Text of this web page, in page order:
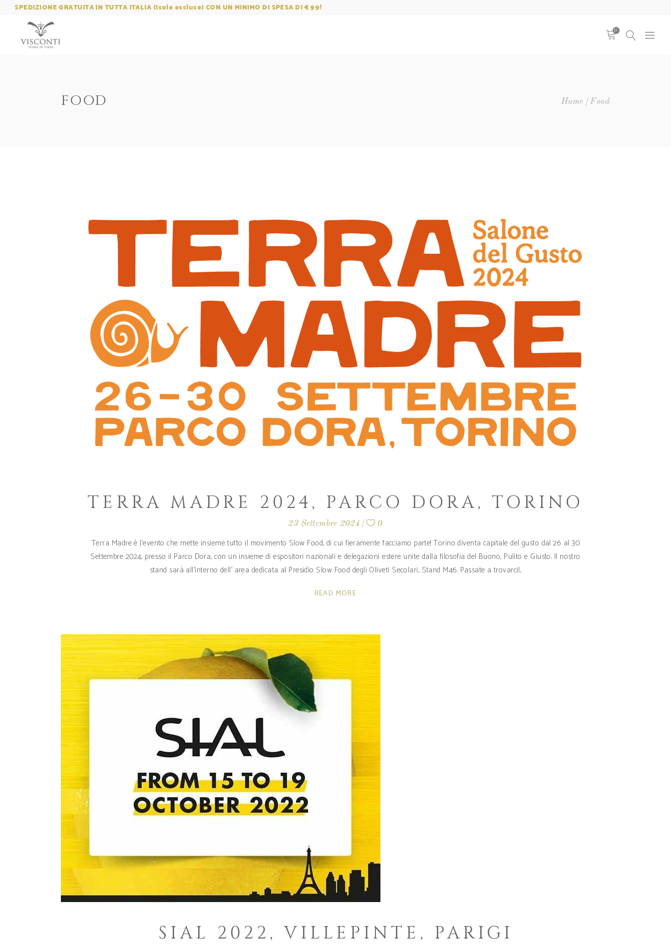
SPEDIZIONE GRATUITA IN TUTTA ITALIA (Isole escluse) CON UN MINIMO DI SPESA DI € 99!
0
FOOD Home Food
TERRA MADRE 2024, PARCO DORA, TORINO
23 Settembre 2024 0
Terra Madre è l'evento che mette insieme tutto il movimento Slow Food, di cui fieramente facciamo parte! Torino diventa capitale del gusto dal 26 al 30
Settembre 2024, presso il Parco Dora, con un insieme di espositori nazionali e delegazioni estere unite dalla filosofia del Buono, Pulito e Giusto. Il nostro
stand sarà all'interno dell' area dedicata al Presidio Slow Food degli Oliveti Secolari, Stand M46. Passate a trovarci!
READ MORE
SIAL 2022, VILLEPINTE, PARIGI